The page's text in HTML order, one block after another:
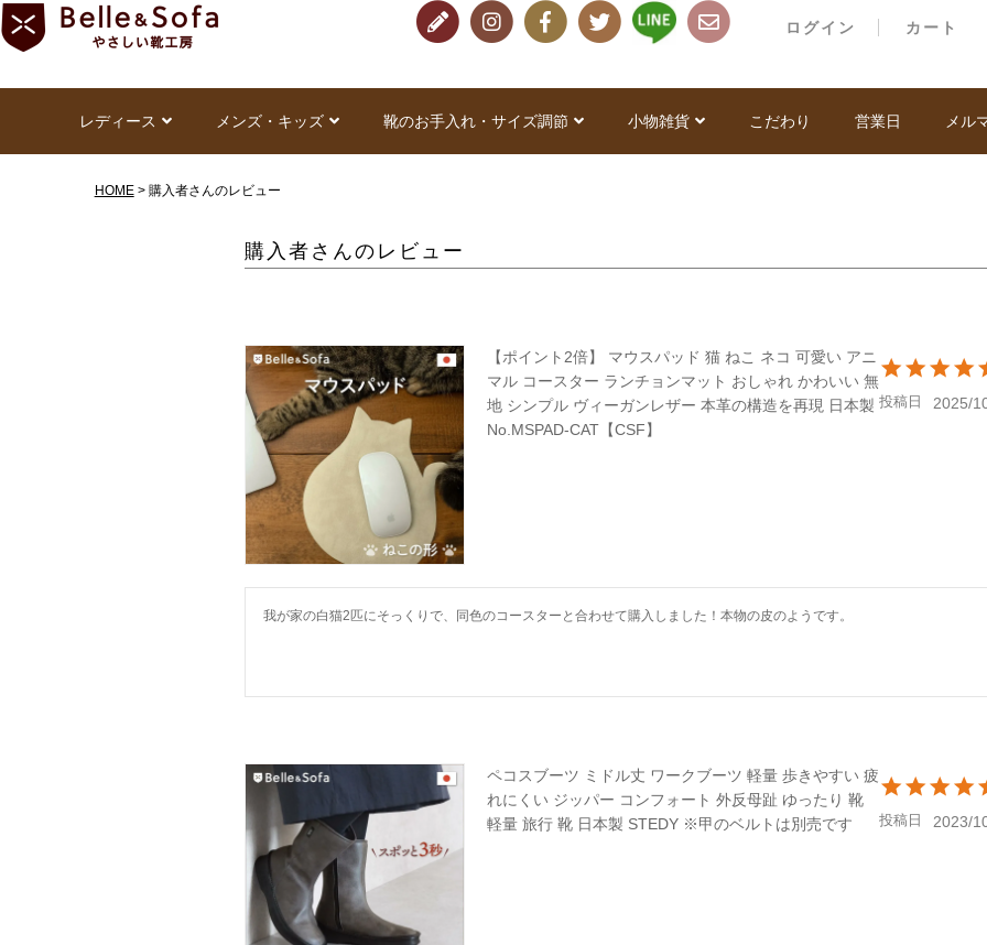
ログイン カート
レディース メンズ・キッズ 靴のお手入れ・サイズ調節 小物雑貨 こだわり 営業日 メル
HOME 購入者さんのレビュー
購入者さんのレビュー
【ポイント2倍】 マウスパッド 猫 ねこ ネコ 可愛い アニ
マル コースター ランチョンマット おしゃれ かわいい 無
地 シンプル ヴィーガンレザー 本革の構造を再現 日本製
No.MSPAD-CAT【CSF】
投稿日 2025/
我が家の白猫2匹にそっくりで、同色のコースターと合わせて購入しました！本物の皮のようです。
ペコスブーツ ミドル丈 ワークブーツ 軽量 歩きやすい 疲
れにくい ジッパー コンフォート 外反母趾 ゆったり 靴
軽量 旅行 靴 日本製 STEDY ※甲のベルトは別売です
投稿日 2023/